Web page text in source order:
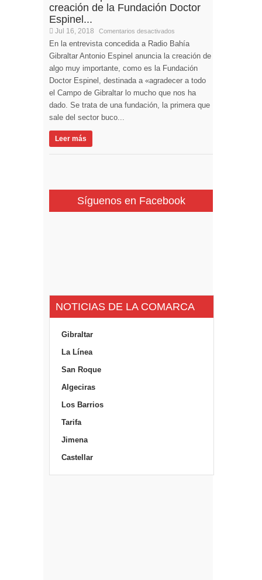
creación de la Fundación Doctor
Espinel...
Jul 16, 2018 Comentarios desactivados
En la entrevista concedida a Radio Bahía
Gibraltar Antonio Espinel anuncia la creación de
algo muy importante, como es la Fundación
Doctor Espinel, destinada a «agradecer a todo
el Campo de Gibraltar lo mucho que nos ha
dado. Se trata de una fundación, la primera que
sale del sector buco...
Leer más
Síguenos en Facebook
NOTICIAS DE LA COMARCA
Gibraltar
La Línea
San Roque
Algeciras
Los Barrios
Tarifa
Jimena
Castellar